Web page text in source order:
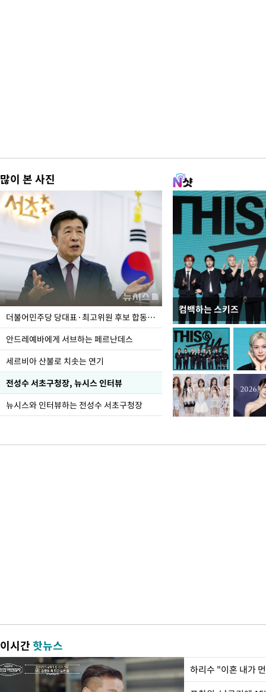
많이 본 사진
더불어민주당 당대표·최고위원 후보 합동연설회
안드레예바에게 서브하는 페르난데스
세르비아 산불로 치솟는 연기
전성수 서초구청장, 뉴시스 인터뷰
뉴시스와 인터뷰하는 전성수 서초구청장
컴백하는 스키즈
이 대통령, 국가폭력
가 책임지고 치유"
이시간핫뉴스
하리수 "이혼 내가